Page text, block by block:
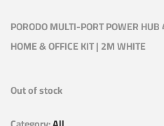
PORODO MULTI-PORT POWER
HOME & OFFICE KIT | 2M WHITE
Out of stock